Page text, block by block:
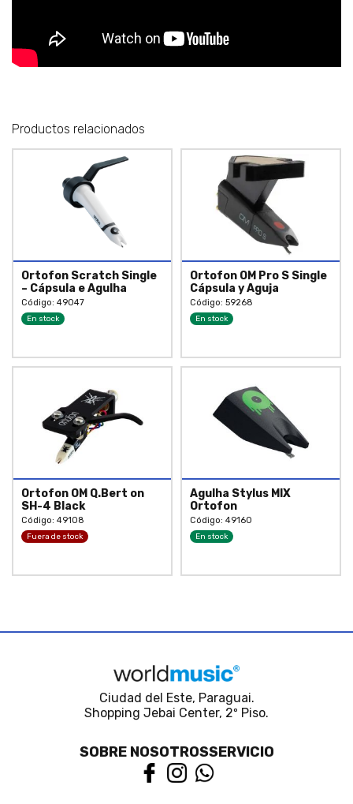
Productos relacionados
Ortofon Scratch Single
– Cápsula e Agulha
Código: 49047
En stock
Ortofon OM Pro S Single
Cápsula y Aguja
Código: 59268
En stock
Ortofon OM Q.Bert on
SH-4 Black
Código: 49108
Fuera de stock
Agulha Stylus MIX
Ortofon
Código: 49160
En stock
Ciudad del Este, Paraguai.
Shopping Jebai Center, 2º Piso.
SOBRE NOSOTROSSERVICIO